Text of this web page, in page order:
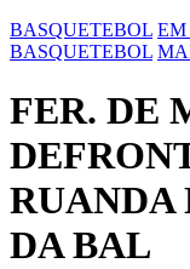
BASQUETEBOL EM
BASQUETEBOL
FER. DE
RUANDA
DA BAL